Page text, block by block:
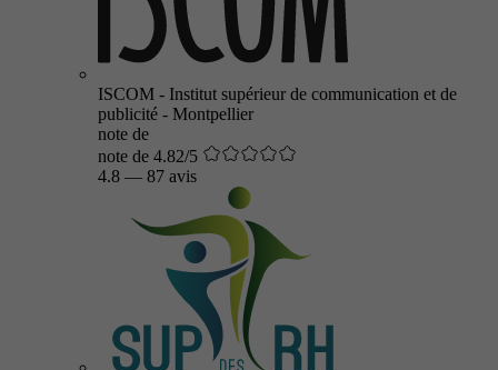
ISCOM - Institut supérieur de communication et de
publicité - Montpellier
note de
note de 4.82/5
4.8 — 87 avis